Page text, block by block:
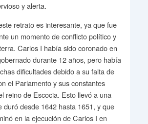
y alerta.
retrato es interesante, ya que fue
un momento de conflicto político y
Carlos I había sido coronado en
durante 12 años, pero había
dificultades debido a su falta de
el Parlamento y sus constantes
reino de Escocia. Esto llevó a una
duró desde 1642 hasta 1651, y que
en la ejecución de Carlos I en